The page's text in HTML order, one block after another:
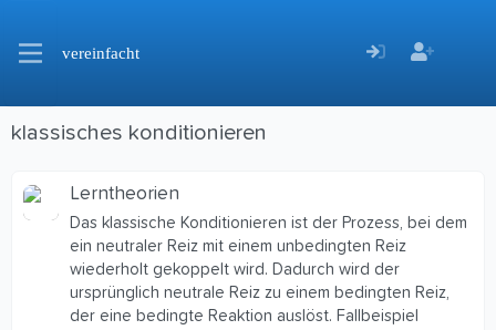
vereinfacht
klassisches konditionieren
Lerntheorien
Das klassische Konditionieren ist der Prozess, bei dem
ein neutraler Reiz mit einem unbedingten Reiz
wiederholt gekoppelt wird. Dadurch wird der
ursprünglich neutrale Reiz zu einem bedingten Reiz,
der eine bedingte Reaktion auslöst. Fallbeispiel